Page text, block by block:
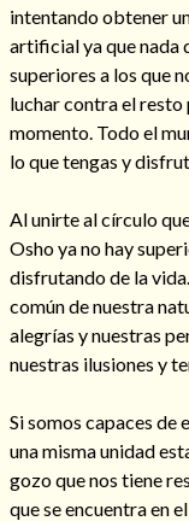
intentando obtener
artificial ya que nada
superiores a los que
luchar contra el
momento. Todo el
lo que tengas y
Al unirte al círculo
Osho ya no hay
disfrutando de la
común de nuestra
alegrías y nuestras
nuestras ilusiones y
Si somos capaces
una misma unidad
gozo que nos tiene
que se encuentra en